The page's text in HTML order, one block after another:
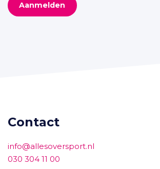
Aanmelden
Contact
info@allesoversport.nl
030 304 11 00